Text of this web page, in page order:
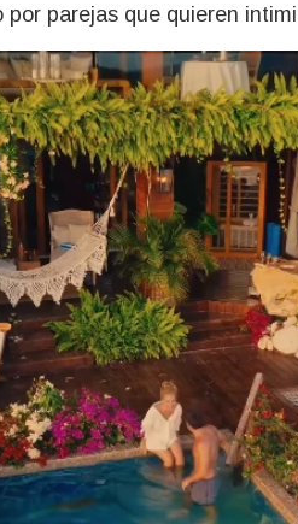
parejas que quieren